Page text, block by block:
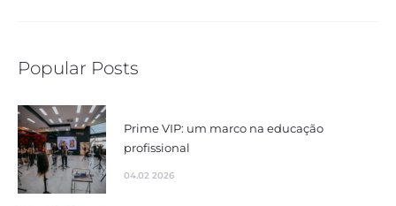
Popular Posts
Prime VIP: um marco na educação
profissional
04.02 2026